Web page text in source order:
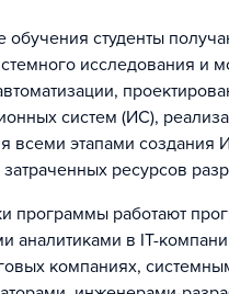
обучения студенты
исследования и
систем (ИС),
всеми этапами создания
затраченных ресурсов
программы работают
аналитиками в IT-
компаниях,